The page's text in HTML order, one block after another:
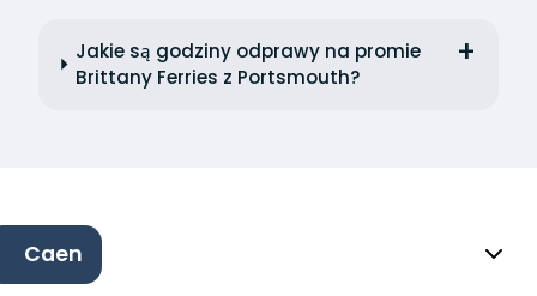
Jakie są godziny odprawy na promie
Brittany Ferries z Portsmouth?
Caen